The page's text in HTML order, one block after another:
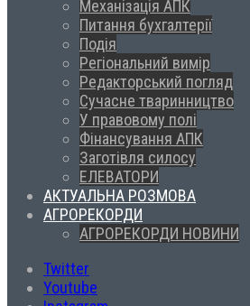
Механізація АПК
Питання бухгалтерії
Подія
Регіональний вимір
Редакторський погляд
Сучасне тваринництво
У правовому полі
Фінансування АПК
Заготівля силосу
ЕЛЕВАТОРИ
АКТУАЛЬНА РОЗМОВА
АГРОРЕКОРДИ
АГРОРЕКОРДИ НОВИНИ
Twitter
Youtube